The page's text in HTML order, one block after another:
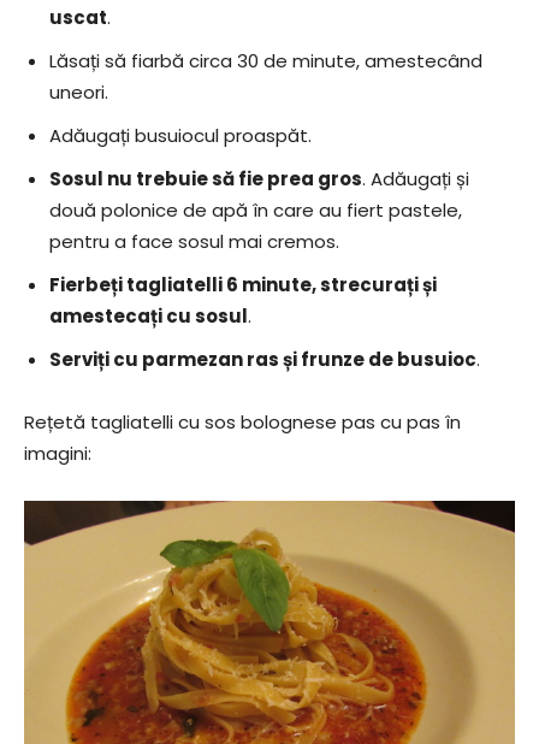
uscat.
Lăsați să fiarbă circa 30 de minute, amestecând
uneori.
Adăugați busuiocul proaspăt.
Sosul nu trebuie să fie prea gros. Adăugați și
două polonice de apă în care au fiert pastele,
pentru a face sosul mai cremos.
Fierbeți tagliatelli 6 minute, strecurați și
amestecați cu sosul.
Serviți cu parmezan ras și frunze de busuioc.
Rețetă tagliatelli cu sos bolognese pas cu pas în
imagini: